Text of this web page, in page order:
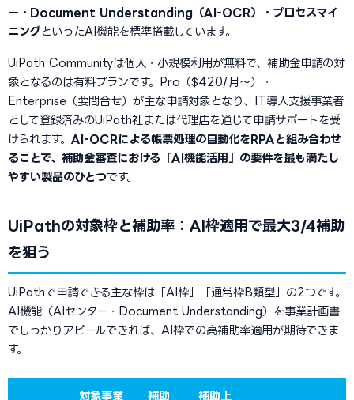
ー・Document Understanding（AI-OCR）・プロセスマイ
ニングといったAI機能を標準搭載しています。
UiPath Communityは個人・小規模利用が無料で、補助金申請の対
象となるのは有料プランです。Pro（$420/月〜）・
Enterprise（要問合せ）が主な申請対象となり、IT導入支援事業者
として登録済みのUiPath社または代理店を通じて申請サポートを受
けられます。 AI-OCRによる帳票処理の自動化をRPAと組み合わせ
ることで、補助金審査における「AI機能活用」の要件を最も満たし
やすい製品のひとつです。
UiPathの対象枠と補助率：AI枠適用で最大3/4補助
を狙う
UiPathで申請できる主な枠は「AI枠」「通常枠B類型」の2つです。
AI機能（AIセンター・Document Understanding）を事業計画書
でしっかりアピールできれば、AI枠での高補助率適用が期待できま
す。
対象事業 補助 補助上